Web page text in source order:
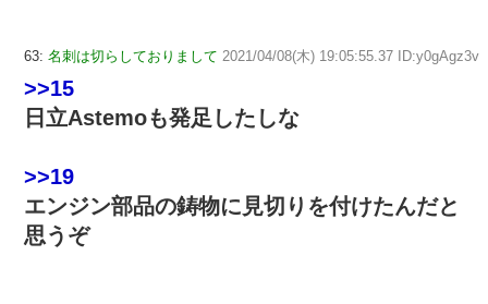
63: 名刺は切らしておりまして 2021/04/08(木) 19:05:55.37 ID:y0gAgz3v
>>15
日立Astemoも発足したしな
>>19
エンジン部品の鋳物に見切りを付けたんだと
思うぞ